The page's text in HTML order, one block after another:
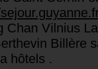
Chan Vilnius
Billère
hôtels .